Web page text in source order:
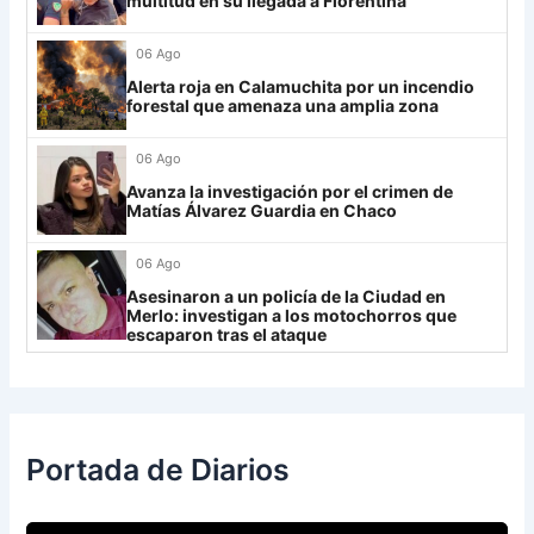
Always Ready
Grupo H
IDV
Rosario Central
UCV FC
Libertad
06 Ago
Alerta roja en Calamuchita por un incendio
forestal que amenaza una amplia zona
06 Ago
Avanza la investigación por el crimen de
Matías Álvarez Guardia en Chaco
06 Ago
Asesinaron a un policía de la Ciudad en
Merlo: investigan a los motochorros que
escaparon tras el ataque
Portada de Diarios